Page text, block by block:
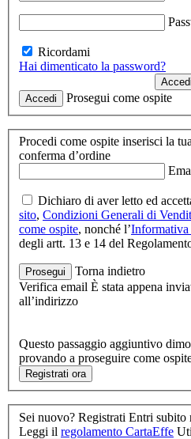
Ricordami
Hai dimenticato la password?
Accedi
Accedi
Prosegui come ospite
Procedi come ospite inserisci la
conferma d’ordine
Dichiaro di aver letto ed
sito, Condizioni Generali di
come ospite, nonché l’
degli artt. 13 e 14 del
Prosegui
Torna indietro
Verifica email È stata appena
all’indirizzo
Questo passaggio aggiuntivo
provando a proseguire come
Registrati ora
Sei nuovo? Registrati Entri subito
Leggi il regolamento CartaEffe